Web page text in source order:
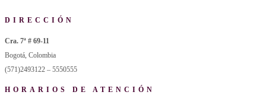
DIRECCIÓN
Cra. 7ª # 69-11
Bogotá, Colombia
(571)2493122 – 5550555
HORARIOS DE ATENCIÓN